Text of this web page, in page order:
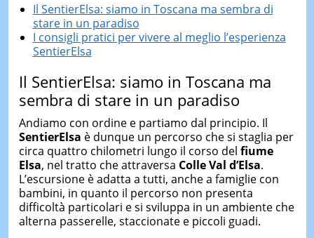
Il SentierElsa: siamo in Toscana ma sembra di
stare in un paradiso
I consigli pratici per vivere al meglio l’esperienza
SentierElsa
Il SentierElsa: siamo in Toscana ma
sembra di stare in un paradiso
Andiamo con ordine e partiamo dal principio. Il
SentierElsa è dunque un percorso che si staglia per
circa quattro chilometri lungo il corso del fiume
Elsa, nel tratto che attraversa Colle Val d’Elsa.
L’escursione è adatta a tutti, anche a famiglie con
bambini, in quanto il percorso non presenta
difficoltà particolari e si sviluppa in un ambiente che
alterna passerelle, staccionate e piccoli guadi.